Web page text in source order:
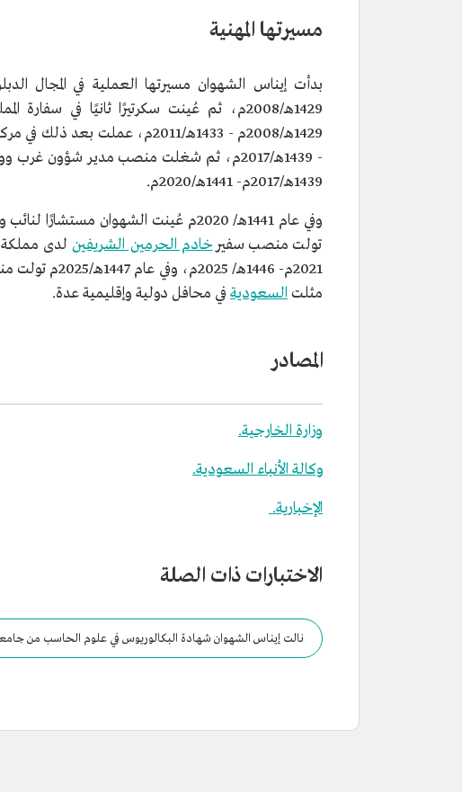
المنصب الحالي:
في أستراليا.
ماجستير في العلاقات الدولية من الجامعة
الوطنية الأسترالية.
مسيرتها المهنية
بدأت إيناس الشهوان مسيرتها العملية في المجال
1429هـ/2008م، ثم عُينت سكرتيرًا ثانيًا في
- 1439هـ/2017م، ثم شغلت منصب مدير شؤون
1439هـ/2017م- 1441هـ/2020م.
تولت منصب سفير خادم الحرمين الشريفين
2021م-
مثلت السعودية في محافل دولية وإقليمية عدة.
المصادر
وزارة الخارجية.
وكالة الأنباء السعودية.
الإخبارية.
الاختبارات ذات الصلة
نالت إيناس الشهوان شهادة البكالوريوس في علوم الحاسب من